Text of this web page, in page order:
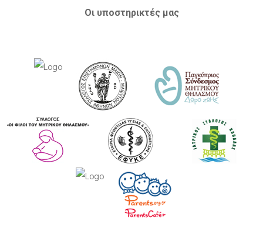
Οι υποστηρικτές μας